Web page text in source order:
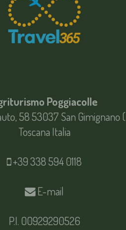
Poggiacolle
58 53037 San Gimignano
Toscana Italia
+39 338 594 0118
E-mail
P.I. 00929290526